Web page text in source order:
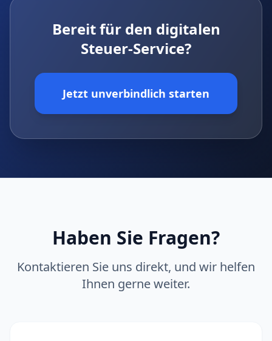
Bereit für den digitalen
Steuer-Service?
Jetzt unverbindlich starten
Haben Sie Fragen?
Kontaktieren Sie uns direkt, und wir helfen
Ihnen gerne weiter.